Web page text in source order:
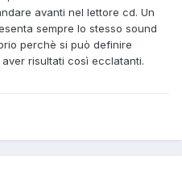
avanti nel lettore cd. Un
sempre lo stesso sound
perchè si può definire
risultati così ecclatanti.